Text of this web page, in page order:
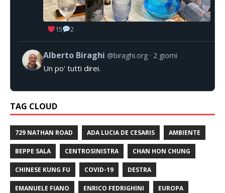
15 2
Alberto Biraghi @biraghi.org 2 giorni
Un po' tutti direi.
TAG CLOUD
729 NATHAN ROAD ADA LUCIA DE CESARIS AMBIENTE
BEPPE SALA CENTROSINISTRA CHAN HON CHUNG
CHINESE KUNG FU COVID-19 DESTRA
EMANUELE FIANO ENRICO FEDRIGHINI EUROPA